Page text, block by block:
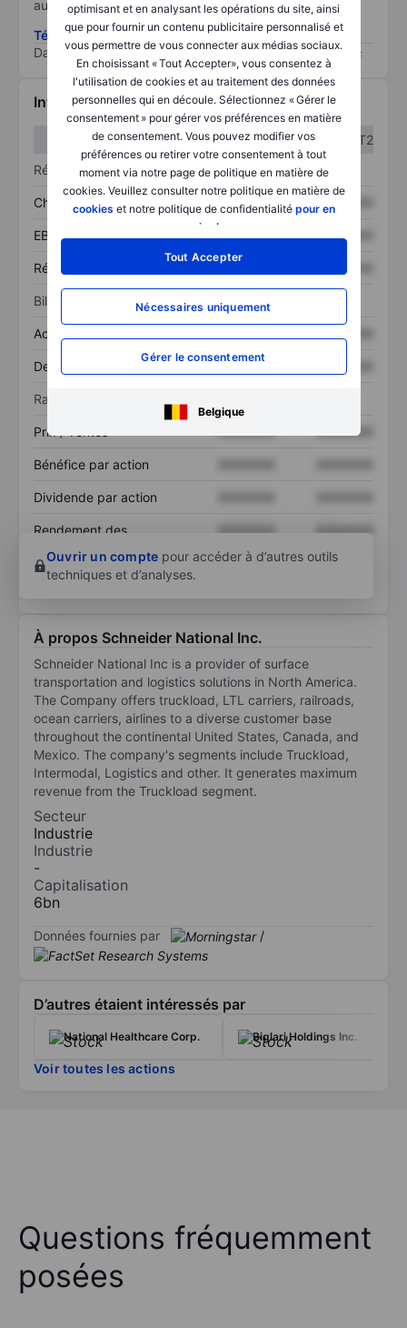
optimisant et en analysant les opérations du site, ainsi
que pour fournir un contenu publicitaire personnalisé et
vous permettre de vous connecter aux médias sociaux.
En choisissant « Tout Accepter», vous consentez à
l'utilisation de cookies et au traitement des données
personnelles qui en découle. Sélectionnez « Gérer le
consentement » pour gérer vos préférences en matière
de consentement. Vous pouvez modifier vos
préférences ou retirer votre consentement à tout
moment via notre page de politique en matière de
cookies. Veuillez consulter notre politique en matière de
cookies et notre politique de confidentialité pour en
savoir plus
Tout Accepter
Nécessaires uniquement
Gérer le consentement
Belgique
au risque le plus élevé).
Télécharger la méthodologie ESG (en anglais)
Data provided by
/
Informations financières
T1
T2
Résultats
Chiffre d’affaires XXXXXXX
EBITDA XXXXXXX XXXXXXX
Résultat net XXXXXXX
Bilan
Actif total
Dette totale XXXXXXX
Ratios
Prix / ventes XXXXXXX
Bénéfice par action
Dividende par action
Rendement des
XXXXXXX
XXXXXXX
Ouvrir un compte pour accéder à d’autres outils
techniques et d’analyses.
À propos Schneider National Inc.
Schneider National Inc is a provider of surface
transportation and logistics solutions in North America.
The Company offers truckload, LTL carriers, railroads,
ocean carriers, airlines to a diverse customer base
throughout the continental United States, Canada, and
Mexico. The company's segments include Truckload,
Intermodal, Logistics and other. It generates maximum
revenue from the Truckload segment.
Secteur
Industrie
Industrie
-
Capitalisation
6bn
Données fournies par /
D’autres étaient intéressés par
National Healthcare Corp. Biglari Holdings Inc.
Voir toutes les actions
Questions fréquemment
posées